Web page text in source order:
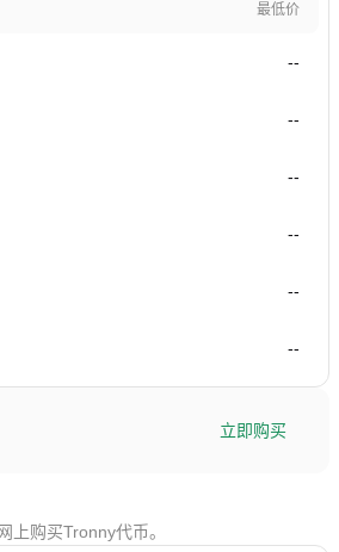
最低价
--
--
--
--
--
--
立即购买
上购买Tronny代币。